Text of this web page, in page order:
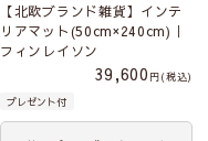
【北欧ブランド雑貨】インテ
リアマット(50cm×240cm)｜
フィンレイソン
39,600
税込
プレゼント付